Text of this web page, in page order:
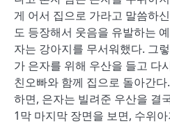
게 어서 집으로 가라고 말씀하
도 등장해서 웃음을 유발하는
자는 강아지를 무서워했다. 그
가 은자를 위해 우산을 들고 다
친오빠와 함께 집으로 돌아간
하면, 은자는 빌려준 우산을 결
1막 마지막 장면을 보면, 수위